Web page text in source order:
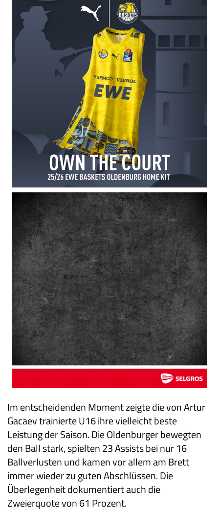
Im entscheidenden Moment zeigte die von Artur
Gacaev trainierte U16 ihre vielleicht beste
Leistung der Saison. Die Oldenburger bewegten
den Ball stark, spielten 23 Assists bei nur 16
Ballverlusten und kamen vor allem am Brett
immer wieder zu guten Abschlüssen. Die
Überlegenheit dokumentiert auch die
Zweierquote von 61 Prozent.